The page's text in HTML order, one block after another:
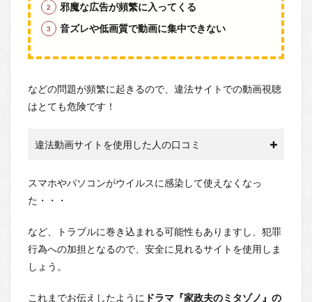
邪魔な広告が頻繁に入ってくる
音ズレや低画質で動画に集中できない
などの問題が頻繁に起きるので、違法サイトでの動画視聴
はとても危険です！
違法動画サイトを使用した人の口コミ
スマホやパソコンがウイルスに感染して使えなくなっ
た・・・
など、トラブルに巻き込まれる可能性もありますし、犯罪
行為への加担となるので、安全に見れるサイトを使用しま
しょう。
これまでお伝えしたように ドラマ『家政夫のミタゾノ』の